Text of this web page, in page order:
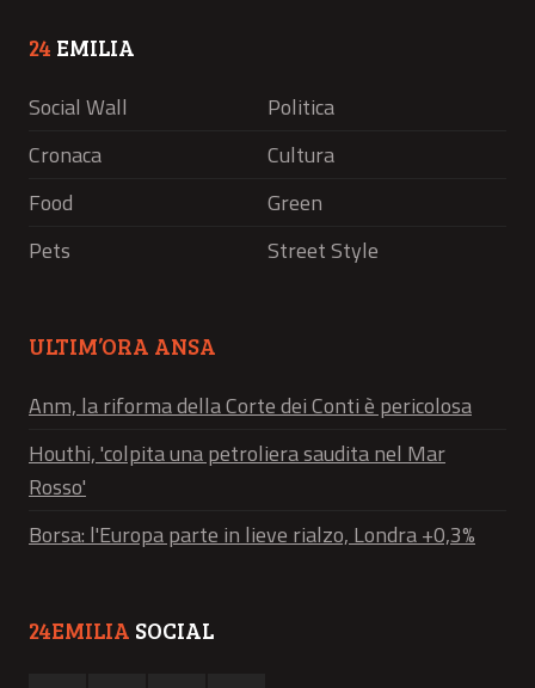
24 EMILIA
Social Wall
Politica
Cronaca
Cultura
Food
Green
Pets
Street Style
ULTIM’ORA ANSA
Anm, la riforma della Corte dei Conti è pericolosa
Houthi, 'colpita una petroliera saudita nel Mar
Rosso'
Borsa: l'Europa parte in lieve rialzo, Londra +0,3%
24EMILIA SOCIAL